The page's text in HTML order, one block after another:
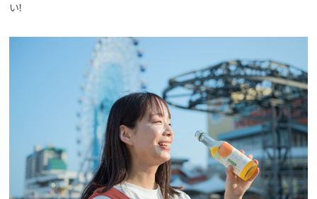
い！